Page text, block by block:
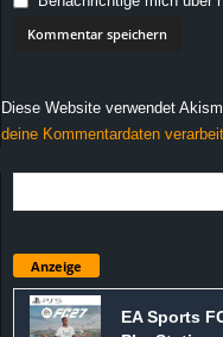
Diese Website verwendet
deine Kommentardaten
Anzeige
EA Sports